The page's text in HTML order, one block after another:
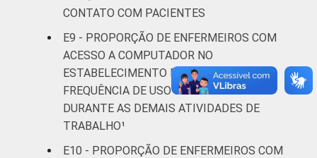
CONTATO COM PACIENTES
E9 - PROPORÇÃO DE ENFERMEIROS COM
ACESSO A COMPUTADOR NO
ESTABELECIMENTO DE SAÚDE, POR
FREQUÊNCIA DE USO DO COMPUTADOR
DURANTE AS DEMAIS ATIVIDADES DE
TRABALHO¹
E10 - PROPORÇÃO DE ENFERMEIROS COM